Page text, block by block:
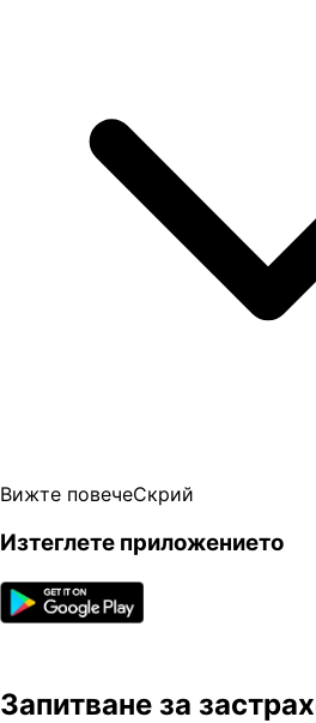
Вижте повечеСкрий
Изтеглете приложението
Запитване за